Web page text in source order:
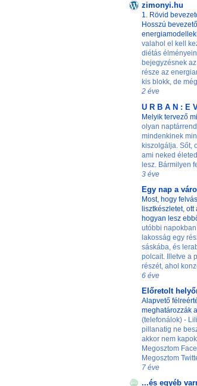
zimonyi.hu
1. Rövid
Hosszú bevezető
valahol el kell
diétás
bejegyzésnek
része az
kis blokk, de
2 éve
U R B A N : E
Melyik tervező
olyan
mindenkinek
kiszolgálja. Sőt,
ami neked
lesz. Bármilyen
3 éve
Egy nap a
Most, hogy
lisztkészletet, ott
hogyan lesz
utóbbi
lakosság egy
sáskába, és
polcait. Illetve a
részét, ahol
6 éve
Előretolt
Alapvető
meghatározzák
(telefonálok) -
pillanatig ne
akkor nem
Megosztom
Megosztom
7 éve
...és egyéb